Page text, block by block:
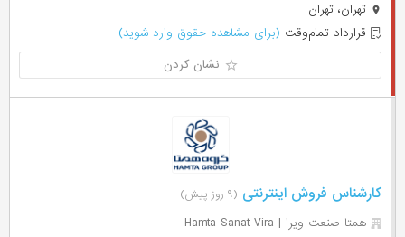
تهران، تهران
قرارداد تمام‌وقت (برای مشاهده حقوق وارد شوید)
نشان کردن
کارشناس فروش اینترنتی (۹ روز پیش)
همتا صنعت ویرا | Hamta Sanat Vira